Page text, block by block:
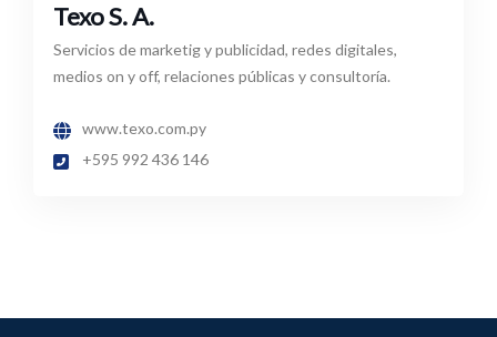
Texo S. A.
Servicios de marketig y publicidad, redes digitales,
medios on y off, relaciones públicas y consultoría.
www.texo.com.py
+595 992 436 146